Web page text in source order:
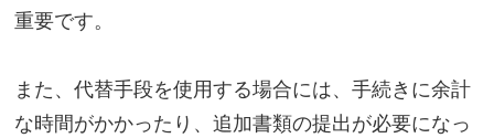
重要です。
また、代替手段を使用する場合には、手続きに余計
な時間がかかったり、追加書類の提出が必要になっ